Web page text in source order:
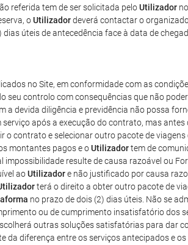
referida tem de ser solicitada peloUtilizador
oUtilizadordeverá contactar o
úteis de antecedência face à data de
no Site, em conformidade com as
seu controlo com consequências que não
a devida diligência e previdência não possa
serviço após a execução do contrato, mas
o contrato e selecionar outro pacote de
montantes pagos e oUtilizadortem de
resulte de causa razoável ou
aoUtilizadore não justificado por causa
terá o direito a obter outro pacote de
no prazo de dois (2) dias úteis. Não se
ou de cumprimento insatisfatório dos
outras soluções satisfatórias para dar
da diferença entre os serviços antecipados e